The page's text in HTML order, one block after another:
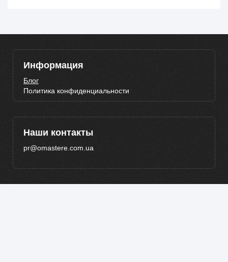
Информация
Блог
Политика конфиденциальности
Наши контакты
pr@omastere.com.ua